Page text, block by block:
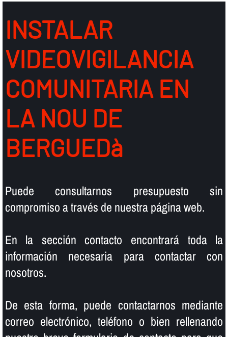
INSTALAR
VIDEOVIGILANCIA
COMUNITARIA EN
LA NOU DE
BERGUEDà
Puede consultarnos presupuesto sin
compromiso a través de nuestra página web.
En la sección contacto encontrará toda la
información necesaria para contactar con
nosotros.
De esta forma, puede contactarnos mediante
correo electrónico, teléfono o bien rellenando